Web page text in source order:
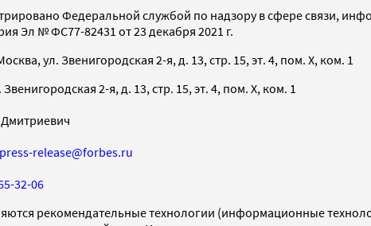
Федеральной службой по надзору в сфере связи,
Эл № ФС77-82431 от 23 декабря 2021 г.
ул. Звенигородская 2-я, д. 13, стр. 15, эт. 4, пом. X, ком. 1
2-я, д. 13, стр. 15, эт. 4, пом. X, ком. 1
press-release@forbes.ru
32-06
рекомендательные технологии (информационные